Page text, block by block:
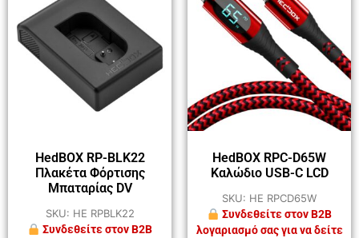
HedBOX RP-BLK22
Πλακέτα Φόρτισης
Μπαταρίας DV
SKU: HE RPBLK22
Συνδεθείτε στον B2B
HedBOX RPC-D65W
Καλώδιο USB-C LCD
SKU: HE RPCD65W
Συνδεθείτε στον B2B
λογαριασμό σας για να δείτε